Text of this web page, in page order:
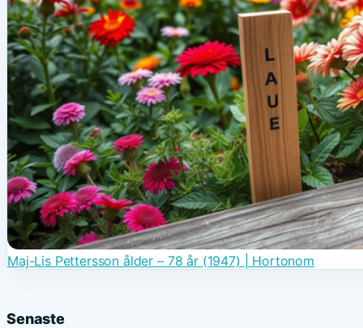
Maj-Lis Pettersson ålder – 78 år (1947) | Hortonom
Senaste